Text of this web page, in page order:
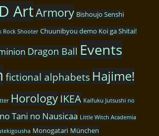
ArtArmory Bishoujo Senshi
Rock Shooter Chuunibyou demo Koi ga Shitai!
Dragon Ball Events
fictional alphabets Hajime!
Horology IKEA Kaifuku Jutsushi no
Tani no Nausicaa Little Witch Academia
Monogatari München